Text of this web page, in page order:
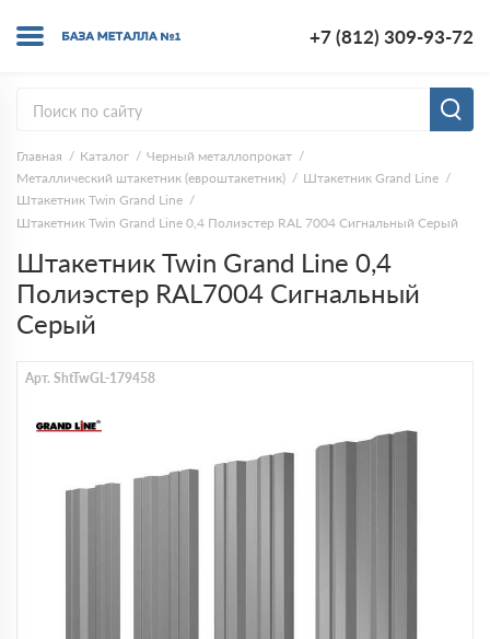
+7 (812) 309-93-72
Главная Каталог
Черный металлопрокат
Металлический штакетник (евроштакетник)
Штакетник Grand Line
Штакетник Twin Grand Line
Штакетник Twin Grand Line 0,4 Полиэстер RAL 7004 Сигнальный Серый
Штакетник Twin Grand Line 0,4
Полиэстер RAL7004 Сигнальный
Серый
Арт. ShtTwGL-179458